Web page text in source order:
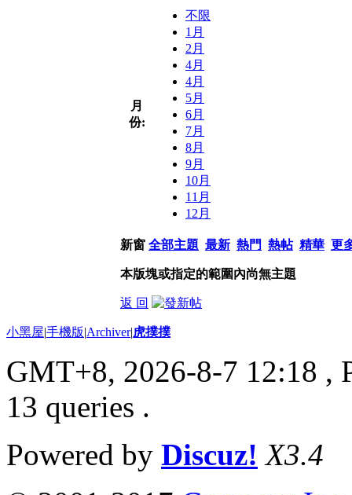
月
份:
不限
1月
2月
4月
4月
5月
6月
7月
8月
9月
10月
11月
12月
新窗 全部主題 最新 熱門 熱帖 精華 更
本版塊或指定的範圍內尚無主題
返 回
小黑屋|手機版|Archiver|虎撲撲
GMT+8, 2026-8-7 12:18 ,
13 queries .
Powered by Discuz! X3.4